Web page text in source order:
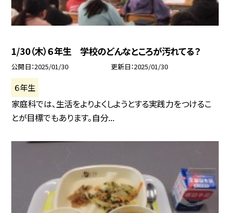
1/30（木）６年生 学校のどんなところが汚れてる？
公開日 2025/01/30 更新日 2025/01/30
６年生
家庭科では、生活をよりよくしようとする実践力をつけるこ
とが目標でもあります。自分...